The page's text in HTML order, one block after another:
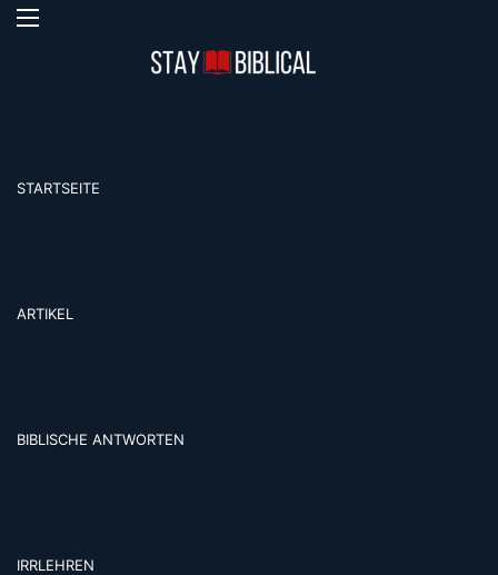
STARTSEITE
ARTIKEL
BIBLISCHE ANTWORTEN
IRRLEHREN